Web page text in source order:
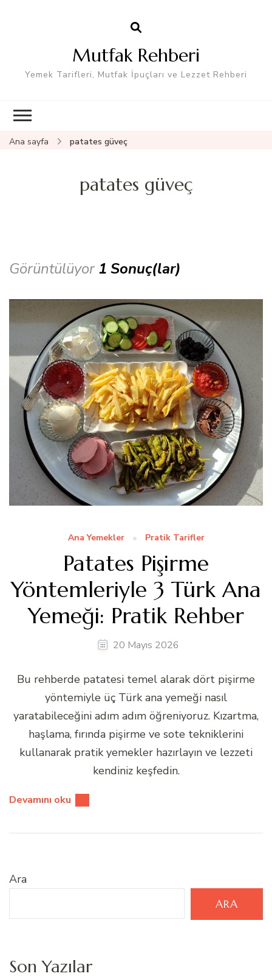
Mutfak Rehberi
Yemek Tarifleri, Mutfak İpuçları ve Lezzet Rehberi
Ana sayfa patates güveç
patates güveç
Görüntülüyor 1 Sonuç(lar)
Ana Yemekler Pratik Tarifler
Patates Pişirme
Yöntemleriyle 3 Türk Ana
Yemeği: Pratik Rehber
20 Mayıs 2026
Bu rehberde patatesi temel alarak dört pişirme
yöntemiyle üç Türk ana yemeği nasıl
yaratabileceğini adım adım öğreniyoruz. Kızartma,
haşlama, fırında pişirme ve sote tekniklerini
kullanarak pratik yemekler hazırlayın ve lezzeti
kendiniz keşfedin.
Devamını oku
Ara
ARA
Son Yazılar